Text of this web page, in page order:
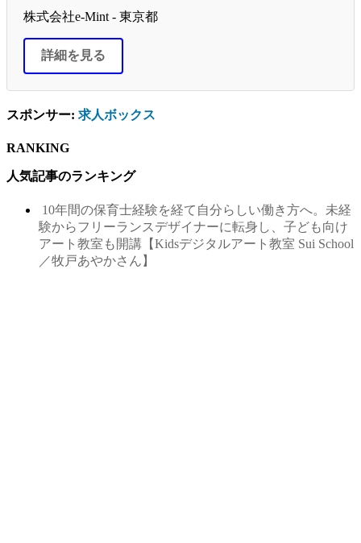
株式会社e-Mint - 東京都
詳細を見る
スポンサー: 求人ボックス
RANKING
人気記事のランキング
10年間の保育士経験を経て自分らしい働き方へ。未経
験からフリーランスデザイナーに転身し、子ども向け
アート教室も開講【Kidsデジタルアート教室 Sui School
／牧戸あやかさん】